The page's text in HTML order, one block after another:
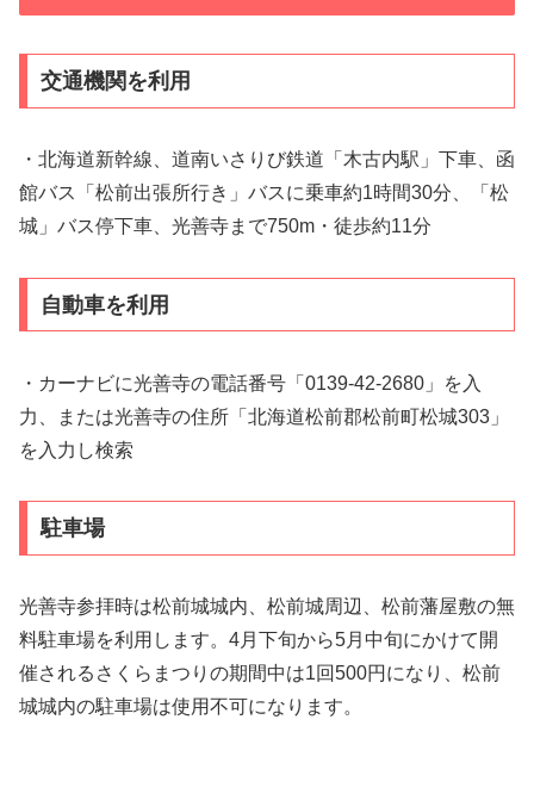
交通機関を利用
・北海道新幹線、道南いさりび鉄道「木古内駅」下車、函
館バス「松前出張所行き」バスに乗車約1時間30分、「松
城」バス停下車、光善寺まで750m・徒歩約11分
自動車を利用
・カーナビに光善寺の電話番号「0139-42-2680」を入
力、または光善寺の住所「北海道松前郡松前町松城303」
を入力し検索
駐車場
光善寺参拝時は松前城城内、松前城周辺、松前藩屋敷の無
料駐車場を利用します。4月下旬から5月中旬にかけて開
催されるさくらまつりの期間中は1回500円になり、松前
城城内の駐車場は使用不可になります。